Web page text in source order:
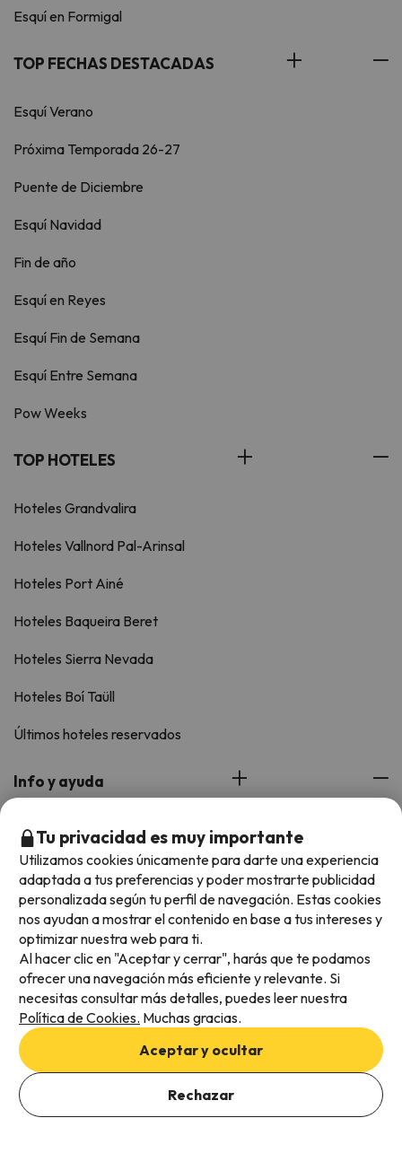
Ver ofertas
Esquí en Formigal
TOP FECHAS DESTACADAS
Esquí Verano
Próxima Temporada 26-27
Puente de Diciembre
Esquí Navidad
Fin de año
Esquí en Reyes
Esquí Fin de Semana
Esquí Entre Semana
Pow Weeks
TOP HOTELES
Hoteles Grandvalira
Hoteles Vallnord Pal-Arinsal
Hoteles Port Ainé
Hoteles Baqueira Beret
Hoteles Sierra Nevada
Hoteles Boí Taüll
Últimos hoteles reservados
Info y ayuda
Contáctanos
Web corporativa
Descarga nuestra app
Valorada con una media de 4,6/5 en iOS y Android.
Tu privacidad es muy importante
Utilizamos cookies únicamente para darte una experiencia
adaptada a tus preferencias y poder mostrarte publicidad
personalizada según tu perfil de navegación. Estas cookies
nos ayudan a mostrar el contenido en base a tus intereses y
optimizar nuestra web para ti.
Al hacer clic en "Aceptar y cerrar", harás que te podamos
ofrecer una navegación más eficiente y relevante. Si
necesitas consultar más detalles, puedes leer nuestra
Política de Cookies. Muchas gracias.
Aceptar y ocultar
Rechazar